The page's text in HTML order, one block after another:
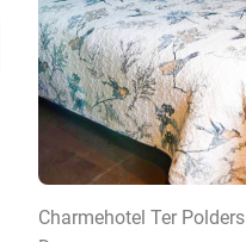
Charmehotel Ter Polders